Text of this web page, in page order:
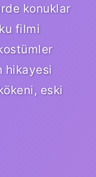
konuklar
filmi
hikayesi
eski